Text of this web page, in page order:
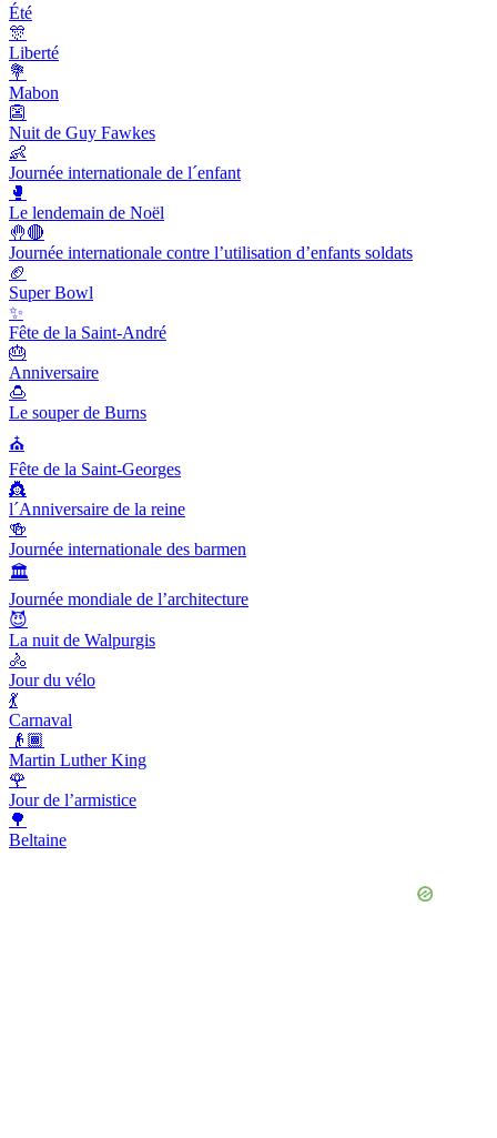
Été
🎊
Liberté
💐
Mabon
👺
Nuit de Guy Fawkes
👶
Journée internationale de l´enfant
🥊
Le lendemain de Noël
🤚🔴
Journée internationale contre l’utilisation d’enfants soldats
🏈
Super Bowl
✨
Fête de la Saint-André
🎂
Anniversaire
🍮
Le souper de Burns
⛪️
Fête de la Saint-Georges
👸
l´Anniversaire de la reine
🍻
Journée internationale des barmen
🏛
Journée mondiale de l’architecture
😈
La nuit de Walpurgis
🚴
Jour du vélo
💃
Carnaval
👴🏾
Martin Luther King
🌹
Jour de l’armistice
🌳
Beltaine